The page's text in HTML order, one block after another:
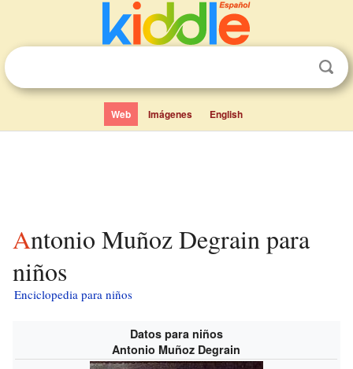
Web Imágenes English
Antonio Muñoz Degrain para
niños
Enciclopedia para niños
Datos para niños
Antonio Muñoz Degrain